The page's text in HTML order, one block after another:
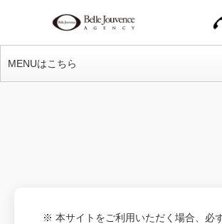
MENUはこちら
※ 本サイトをご利用いただく場合、必